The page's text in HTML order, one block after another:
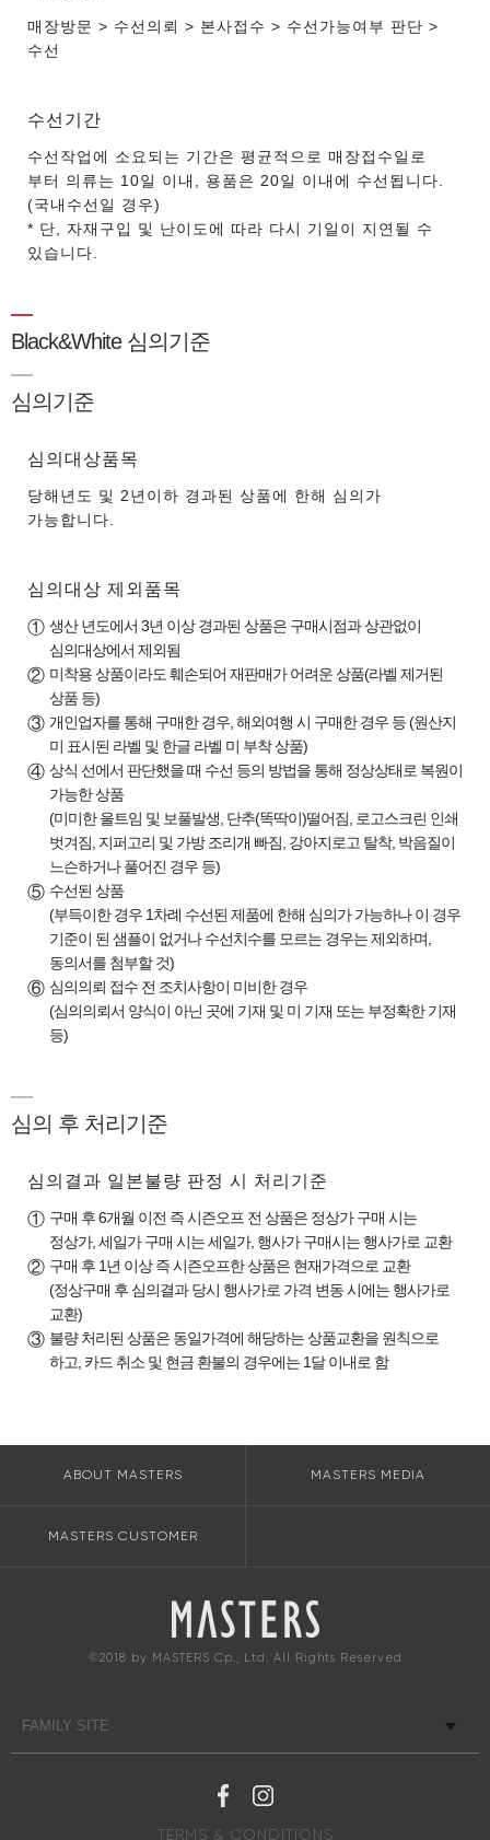
매장방문 > 수선의뢰 > 본사접수 > 수선가능여부 판단 >
수선
수선기간
수선작업에 소요되는 기간은 평균적으로 매장접수일로
부터 의류는 10일 이내, 용품은 20일 이내에 수선됩니다.
(국내수선일 경우)
* 단, 자재구입 및 난이도에 따라 다시 기일이 지연될 수
있습니다.
Black&White 심의기준
심의기준
심의대상품목
당해년도 및 2년이하 경과된 상품에 한해 심의가
가능합니다.
심의대상 제외품목
① 생산 년도에서 3년 이상 경과된 상품은 구매시점과 상관없이
심의대상에서 제외됨
② 미착용 상품이라도 훼손되어 재판매가 어려운 상품(라벨 제거된
상품 등)
③ 개인업자를 통해 구매한 경우, 해외여행 시 구매한 경우 등 (원산지
미 표시된 라벨 및 한글 라벨 미 부착 상품)
④ 상식 선에서 판단했을 때 수선 등의 방법을 통해 정상상태로 복원이
가능한 상품
(미미한 울트임 및 보풀발생, 단추(똑딱이)떨어짐, 로고스크린 인쇄
벗겨짐, 지퍼고리 및 가방 조리개 빠짐, 강아지로고 탈착, 박음질이
느슨하거나 풀어진 경우 등)
⑤ 수선된 상품
(부득이한 경우 1차례 수선된 제품에 한해 심의가 가능하나 이 경우
기준이 된 샘플이 없거나 수선치수를 모르는 경우는 제외하며,
동의서를 첨부할 것)
⑥ 심의의뢰 접수 전 조치사항이 미비한 경우
(심의의뢰서 양식이 아닌 곳에 기재 및 미 기재 또는 부정확한 기재
등)
심의 후 처리기준
심의결과 일본불량 판정 시 처리기준
① 구매 후 6개월 이전 즉 시즌오프 전 상품은 정상가 구매 시는
정상가, 세일가 구매 시는 세일가, 행사가 구매시는 행사가로 교환
② 구매 후 1년 이상 즉 시즌오프한 상품은 현재가격으로 교환
(정상구매 후 심의결과 당시 행사가로 가격 변동 시에는 행사가로
교환)
③ 불량 처리된 상품은 동일가격에 해당하는 상품교환을 원칙으로
하고, 카드 취소 및 현금 환불의 경우에는 1달 이내로 함
ABOUT MASTERS MASTERS MEDIA
MASTERS CUSTOMER
©2018 by MASTERS Cp., Ltd. All Rights Reserved
TERMS & CONDITIONS